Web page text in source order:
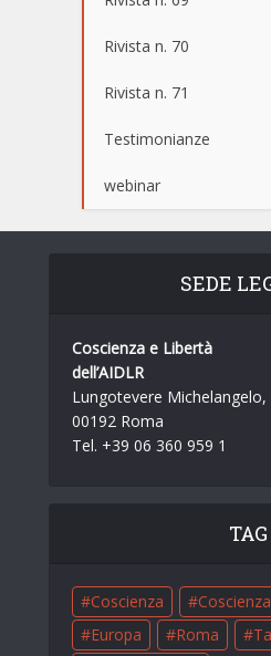
Rivista n. 70
Rivista n. 71
Testimonianze
webinar
SEDE
Coscienza e Libertà
dell’AIDLR
Lungotevere Michelangelo,
00192 Roma
Tel. +39 06 360 959 1
TAG
Coscienza
Europa
Roma